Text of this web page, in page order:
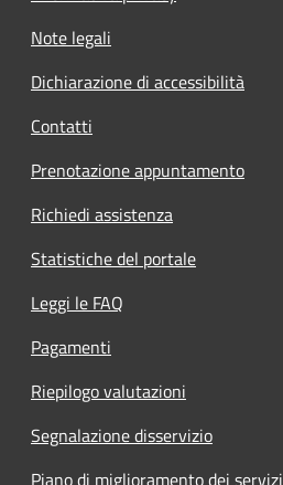
Note legali
Dichiarazione di accessibilità
Contatti
Prenotazione appuntamento
Richiedi assistenza
Statistiche del portale
Leggi le FAQ
Pagamenti
Riepilogo valutazioni
Segnalazione disservizio
Piano di miglioramento dei servizi